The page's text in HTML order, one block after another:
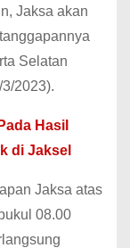
Jaksa akan
Selatan
2023).
Hasil
di Jaksel
Jaksa atas
08.00